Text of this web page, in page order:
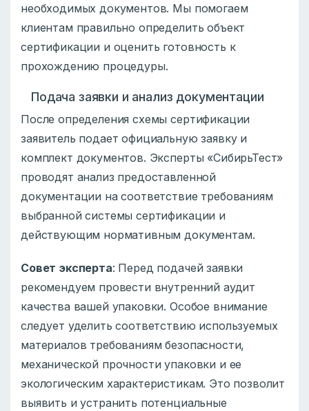
необходимых документов. Мы помогаем
клиентам правильно определить объект
сертификации и оценить готовность к
прохождению процедуры.
Подача заявки и анализ документации
После определения схемы сертификации
заявитель подает официальную заявку и
комплект документов. Эксперты «СибирьТест»
проводят анализ предоставленной
документации на соответствие требованиям
выбранной системы сертификации и
действующим нормативным документам.
Совет эксперта: Перед подачей заявки
рекомендуем провести внутренний аудит
качества вашей упаковки. Особое внимание
следует уделить соответствию используемых
материалов требованиям безопасности,
механической прочности упаковки и ее
экологическим характеристикам. Это позволит
выявить и устранить потенциальные